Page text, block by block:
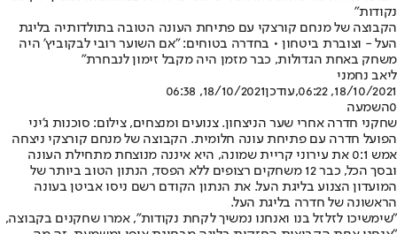
נקודות"
הקבוצה של מנחם קורצקי עם פתיחת העונה הטובה בתולדותיה בליגת
העל - וצוברת ביטחון • בחדרה בטוחים: "אם השוער רובי לבקוביץ' היה
משחק באחת הגדולות, כבר מזמן היה מקבל זימון לנבחרת"
ליאב נחמני
18/10/2021, 06:22
,עודכן18/10/2021, 06:38
0השמעה
שחקני חדרה אחרי שער הניצחון. צנועים ומנצחים, צילום: סוכנות ג'יני
הפועל חדרה עם פתיחת עונה חלומית. הקבוצה של מנחם קורצקי ניצחה
אמש 0:1 את עירוני קריית שמונה, היא איננה מנוצחת מתחילת העונה
ובסך הכל, כבר 12 משחקים רצופים ללא הפסד, הנתון הטוב ביותר של
המועדון הצנוע בליגת העל. את הנתון הקודם רשם ניסו אביטן בעונה
הראשונה של חדרה בליגת העל.
"שימשיכו לזלזל בנו ואנחנו נמשיך לקחת נקודות", אמרו שחקנים בקבוצה,